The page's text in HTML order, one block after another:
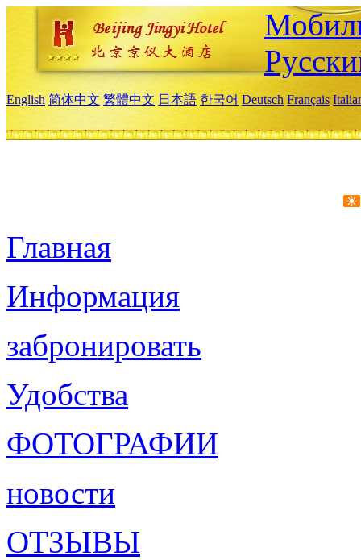
English 简体中文 繁體中文 日本語 한국어 Deutsch Français
Главная
Информация
забронировать
Удобства
ФОТОГРАФИИ
новости
ОТЗЫВЫ